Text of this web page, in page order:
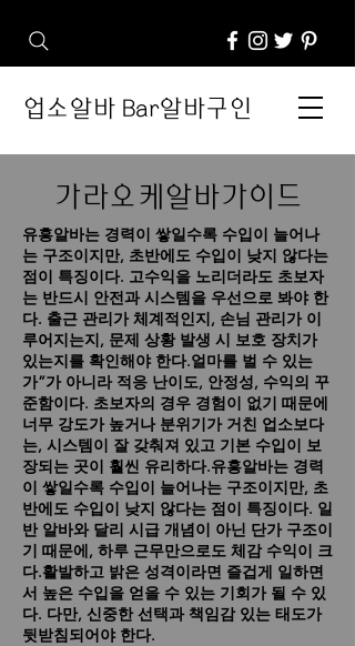
업소알바 Bar알바구인
가라오케알바가이드
유흥알바는 경력이 쌓일수록 수입이 늘어나
는 구조이지만, 초반에도 수입이 낮지 않다는
점이 특징이다. 고수익을 노리더라도 초보자
는 반드시 안전과 시스템을 우선으로 봐야 한
다. 출근 관리가 체계적인지, 손님 관리가 이
루어지는지, 문제 상황 발생 시 보호 장치가
있는지를 확인해야 한다.얼마를 벌 수 있는
가”가 아니라 적응 난이도, 안정성, 수익의 꾸
준함이다. 초보자의 경우 경험이 없기 때문에
너무 강도가 높거나 분위기가 거친 업소보다
는, 시스템이 잘 갖춰져 있고 기본 수입이 보
장되는 곳이 훨씬 유리하다.유흥알바는 경력
이 쌓일수록 수입이 늘어나는 구조이지만, 초
반에도 수입이 낮지 않다는 점이 특징이다. 일
반 알바와 달리 시급 개념이 아닌 단가 구조이
기 때문에, 하루 근무만으로도 체감 수익이 크
다.활발하고 밝은 성격이라면 즐겁게 일하면
서 높은 수입을 얻을 수 있는 기회가 될 수 있
다. 다만, 신중한 선택과 책임감 있는 태도가
뒷받침되어야 한다.